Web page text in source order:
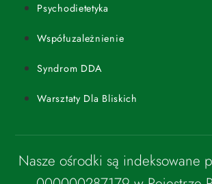
Psychodietetyka
Współuzależnienie
Syndrom DDA
Warsztaty Dla Bliskich
Nasze ośrodki są indeksowane